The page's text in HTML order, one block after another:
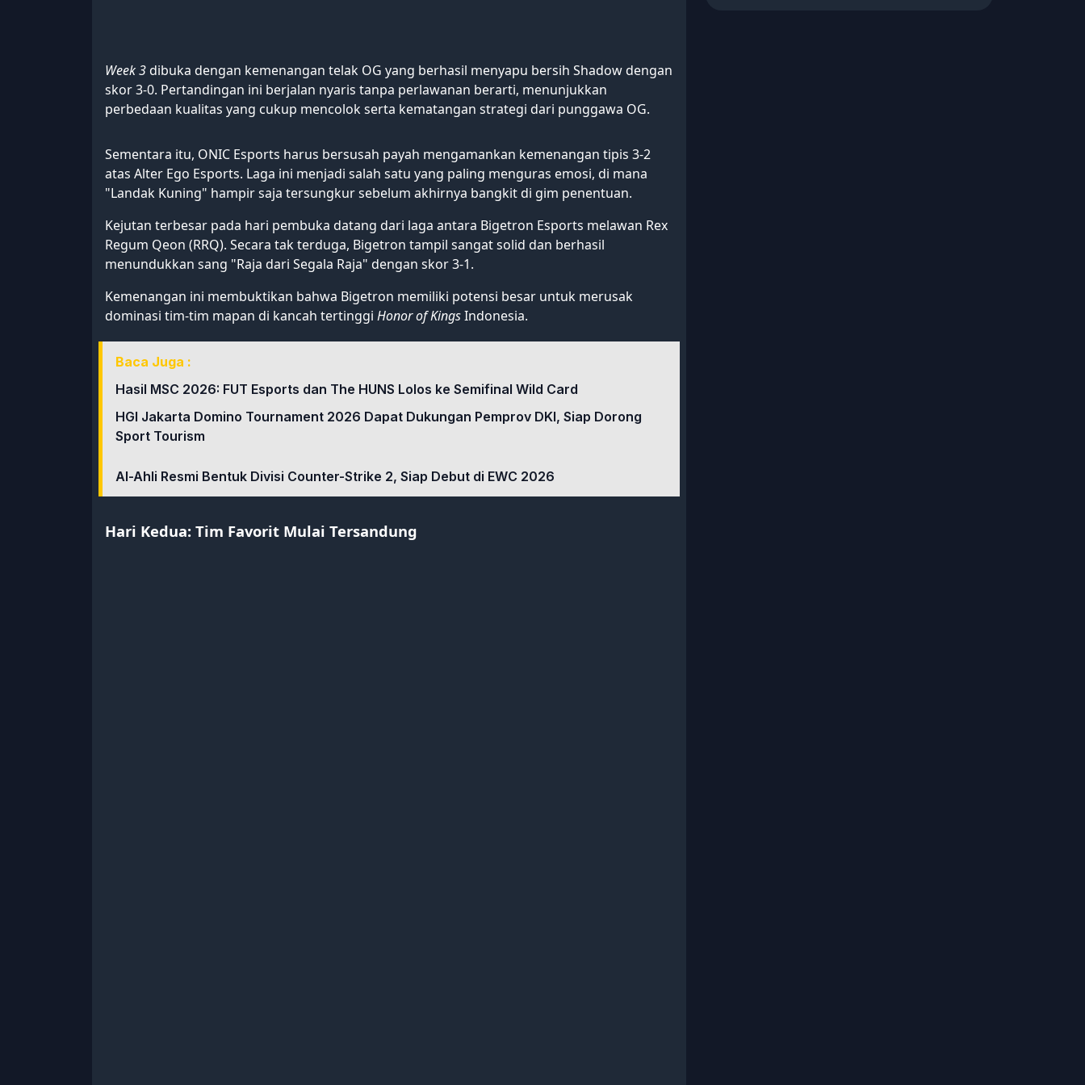
Week 3dibuka dengan kemenangan telak OG yang berhasil menyapu bersih Shadow dengan
skor 3-0. Pertandingan ini berjalan nyaris tanpa perlawanan berarti, menunjukkan
perbedaan kualitas yang cukup mencolok serta kematangan strategi dari punggawa OG.
Sementara itu, ONIC Esports harus bersusah payah mengamankan kemenangan tipis 3-2
atas Alter Ego Esports. Laga ini menjadi salah satu yang paling menguras emosi, di mana
"Landak Kuning" hampir saja tersungkur sebelum akhirnya bangkit di gim penentuan.
Kejutan terbesar pada hari pembuka datang dari laga antara Bigetron Esports melawan Rex
Regum Qeon (RRQ). Secara tak terduga, Bigetron tampil sangat solid dan berhasil
menundukkan sang "Raja dari Segala Raja" dengan skor 3-1.
Kemenangan ini membuktikan bahwa Bigetron memiliki potensi besar untuk merusak
dominasi tim-tim mapan di kancah tertinggi Honor of KingsIndonesia.
Baca Juga :
Hasil MSC 2026: FUT Esports dan The HUNS Lolos ke Semifinal Wild Card
HGI Jakarta Domino Tournament 2026 Dapat Dukungan Pemprov DKI, Siap Dorong
Sport Tourism
Al-Ahli Resmi Bentuk Divisi Counter-Strike 2, Siap Debut di EWC 2026
Hari Kedua: Tim Favorit Mulai Tersandung